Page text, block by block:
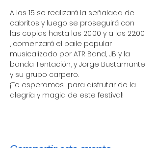
A las 15 se realizará la señalada de
cabritos y luego se proseguirá con
las coplas hasta las 20:00 y a las 22:00
, comenzará el baile popular
musicalizado por ATR Band, JB y la
banda Tentación, y Jorge Bustamante
y su grupo carpero.
¡Te esperamos  para disfrutar de la
alegría y magia de este festival!